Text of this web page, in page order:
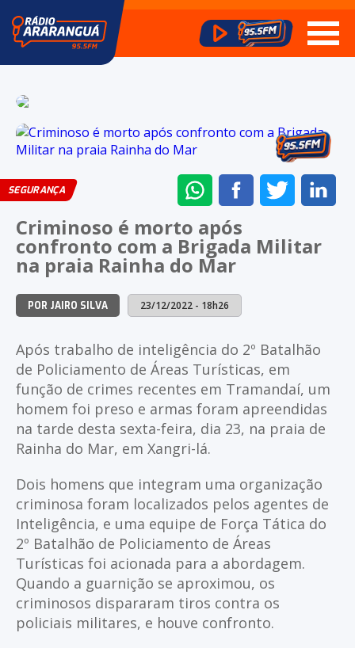
SEGURANÇA
ENVIAR
NO
WHATSAPP
COMPARTILHAR
NO
NO
Criminoso é morto após
confronto com a Brigada Militar
na praia Rainha do Mar
POR JAIRO SILVA 23/12/2022 - 18h26
Após trabalho de inteligência do 2º Batalhão
de Policiamento de Áreas Turísticas, em
função de crimes recentes em Tramandaí, um
homem foi preso e armas foram apreendidas
na tarde desta sexta-feira, dia 23, na praia de
Rainha do Mar, em Xangri-lá.
Dois homens que integram uma organização
criminosa foram localizados pelos agentes de
Inteligência, e uma equipe de Força Tática do
2º Batalhão de Policiamento de Áreas
Turísticas foi acionada para a abordagem.
Quando a guarnição se aproximou, os
criminosos dispararam tiros contra os
policiais militares, e houve confronto.